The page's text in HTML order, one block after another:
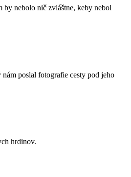
nebolo nič zvláštne, keby nebol
poslal fotografie cesty pod jeho
hrdinov.